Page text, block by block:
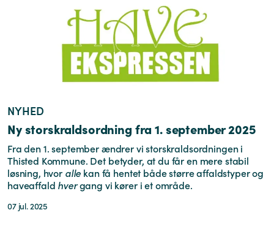
NYHED
Ny storskraldsordning fra 1. september 2025
Fra den 1. september ændrer vi storskraldsordningen i
Thisted Kommune. Det betyder, at du får en mere stabil
løsning, hvor alle kan få hentet både større affaldstyper og
haveaffald hvergang vi kører i et område.
07 jul. 2025